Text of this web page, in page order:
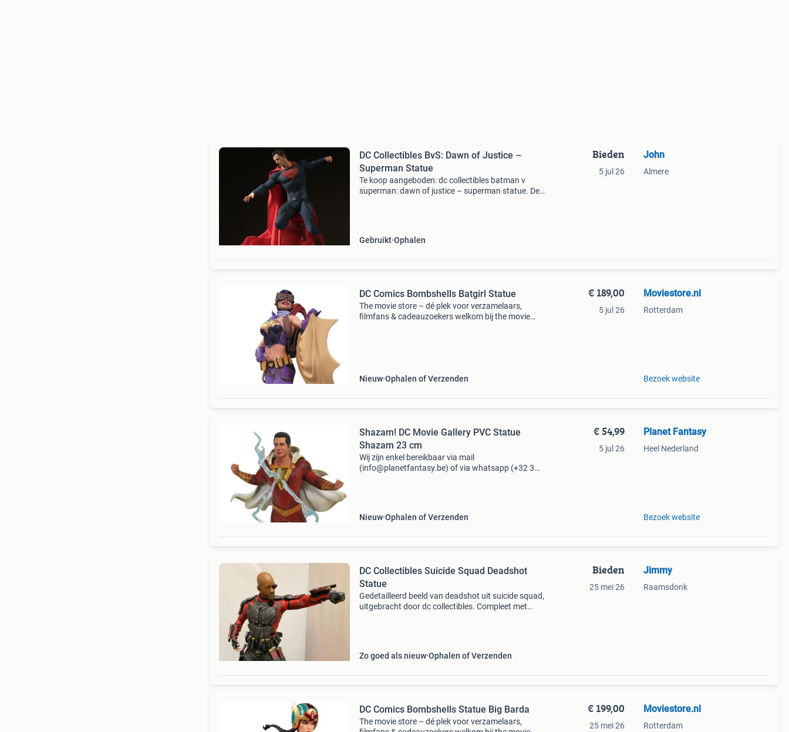
DC Collectibles BvS: Dawn of Justice –
Superman Statue
Te koop aangeboden: dc collectibles batman v
superman: dawn of justice – superman statue. De
Gebruikt Ophalen
Bieden
5 jul 26
John
Almere
DC Comics Bombshells Batgirl Statue
The movie store – dé plek voor verzamelaars,
filmfans & cadeauzoekers welkom bij the movie
Nieuw Ophalen of Verzenden
€ 189,00
5 jul 26
Moviestore.nl
Rotterdam
Bezoek website
Shazam! DC Movie Gallery PVC Statue
Shazam 23 cm
Wij zijn enkel bereikbaar via mail
(info@planetfantasy.be) of via whatsapp (+32 3
Nieuw Ophalen of Verzenden
€ 54,99
5 jul 26
Planet Fantasy
Heel Nederland
Bezoek website
DC Collectibles Suicide Squad Deadshot
Statue
Gedetailleerd beeld van deadshot uit suicide squad,
uitgebracht door dc collectibles. Compleet met
Zo goed als nieuw Ophalen of Verzenden
Bieden
25 mei 26
Jimmy
Raamsdonk
DC Comics Bombshells Statue Big Barda
The movie store – dé plek voor verzamelaars,
€ 199,00
25 mei 26
Moviestore.nl
Rotterdam